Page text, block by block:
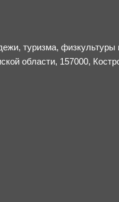
туризма, физкультуры
области, 157000,